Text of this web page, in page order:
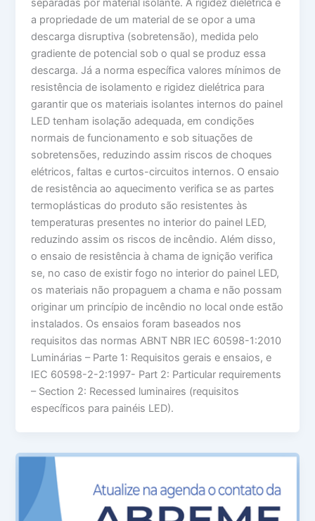
separadas por material isolante. A rigidez dielétrica é
a propriedade de um material de se opor a uma
descarga disruptiva (sobretensão), medida pelo
gradiente de potencial sob o qual se produz essa
descarga. Já a norma específica valores mínimos de
resistência de isolamento e rigidez dielétrica para
garantir que os materiais isolantes internos do painel
LED tenham isolação adequada, em condições
normais de funcionamento e sob situações de
sobretensões, reduzindo assim riscos de choques
elétricos, faltas e curtos-circuitos internos. O ensaio
de resistência ao aquecimento verifica se as partes
termoplásticas do produto são resistentes às
temperaturas presentes no interior do painel LED,
reduzindo assim os riscos de incêndio. Além disso,
o ensaio de resistência à chama de ignição verifica
se, no caso de existir fogo no interior do painel LED,
os materiais não propaguem a chama e não possam
originar um princípio de incêndio no local onde estão
instalados. Os ensaios foram baseados nos
requisitos das normas ABNT NBR IEC 60598-1:2010
Luminárias – Parte 1: Requisitos gerais e ensaios, e
IEC 60598-2-2:1997- Part 2: Particular requirements
– Section 2: Recessed luminaires (requisitos
específicos para painéis LED).